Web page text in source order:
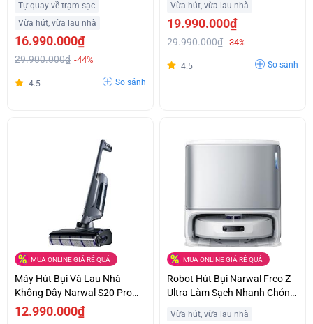
Tự quay về trạm sạc
Vừa hút, vừa lau nhà
16.990.000₫
29.900.000₫ -44%
4.5 So sánh
Vừa hút, vừa lau nhà
19.990.000₫
29.990.000₫ -34%
4.5 So sánh
MUA ONLINE GIÁ RẺ QUÁ
Máy Hút Bụi Và Lau Nhà
Không Dây Narwal S20 Pro
Làm Sạch Vết Bẩn Cứng Đầu
12.990.000₫
MUA ONLINE GIÁ RẺ QUÁ
Robot Hút Bụi Narwal Freo Z
Ultra Làm Sạch Nhanh Chóng
Vừa hút, vừa lau nhà